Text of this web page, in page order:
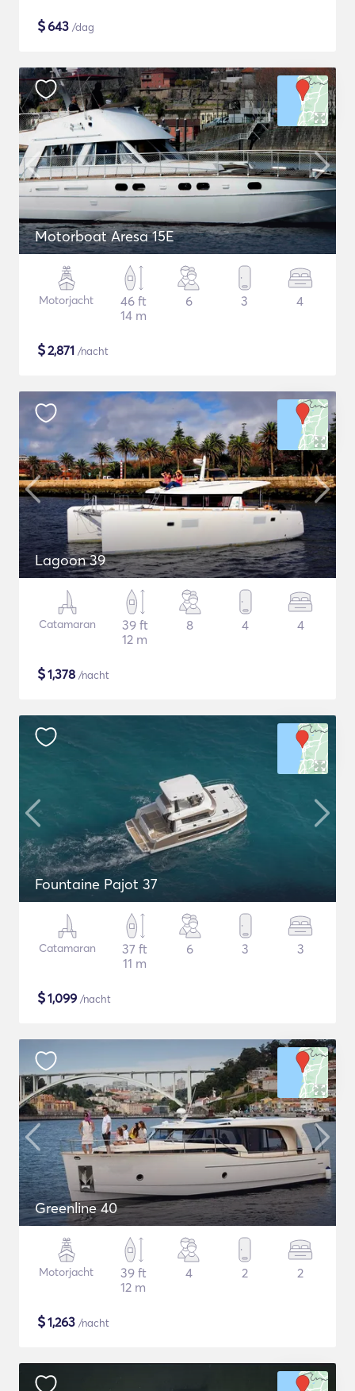
$643 /dag
Motorboat Aresa 15E
Motorjacht
46 ft
14 m
6 3 4
$2,871 /nacht
Lagoon 39
Catamaran
39 ft
12 m
8 4 4
$1,378 /nacht
Fountaine Pajot 37
Catamaran
37 ft
11 m
6 3 3
$1,099 /nacht
Greenline 40
Motorjacht
39 ft
12 m
4 2 2
$1,263 /nacht